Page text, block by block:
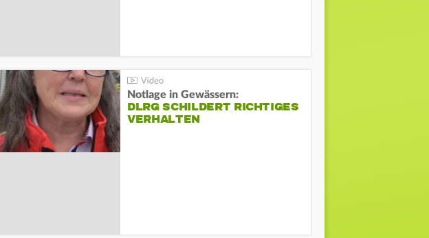
Notlage in Gewässern:
DLRG SCHILDERT RICHTIGES
VERHALTEN